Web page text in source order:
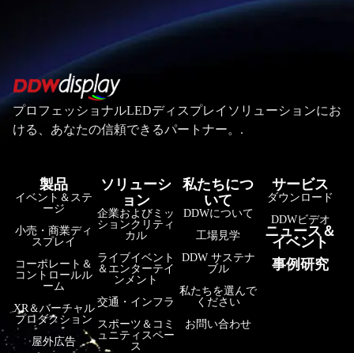
プロフェッショナルLEDディスプレイソリューションにお
ける、あなたの信頼できるパートナー。.
製品
イベント＆ステ
ージ
小売・商業ディ
スプレイ
コーポレート＆
コントロールル
ーム
XR＆バーチャル
プロダクション
屋外広告
ソリューシ
ョン
企業およびミッ
ションクリティ
カル
ライブイベント
＆エンターテイ
ンメント
交通・インフラ
スポーツ＆コミ
ュニティスペー
ス
私たちにつ
いて
DDWについて
工場見学
DDW サステナ
ブル
私たちを選んで
ください
お問い合わせ
サービス
ダウンロード
DDWビデオ
ニュース＆
イベント
事例研究
Bahasa Indonesia
हिन्दी
فارسی